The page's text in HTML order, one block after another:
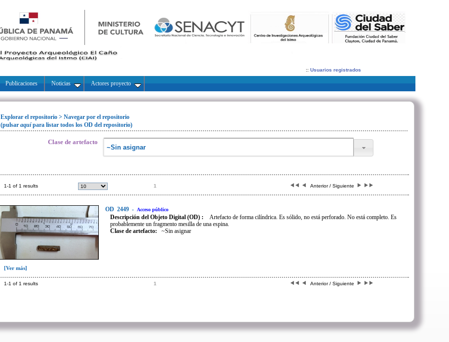
:: Usuarios registrados
Publicaciones Noticias Actores proyecto
Explorar el repositorio > Navegar por el repositorio
(pulsar aquípara listar todos los OD del repositorio)
Clase de artefacto
1-1 of 1 results 1 Anterior / Siguiente
OD 2449 - Acceso público
Descripción del Objeto Digital (OD) :
Artefacto de forma cilíndrica. Es sólido, no está perforado. No está completo. Es
probablemente un fragmento mesilla de una espina.
Clase de artefacto: ~Sin asignar
[Ver más]
1-1 of 1 results 1 Anterior / Siguiente